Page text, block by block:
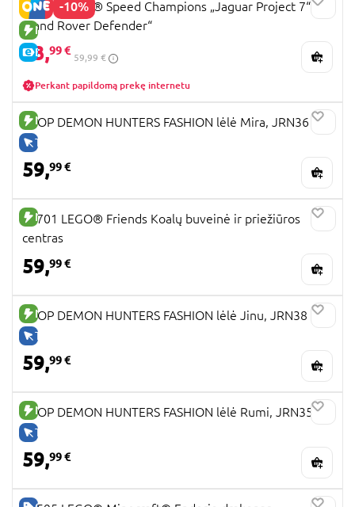
-10%
NAUJA PREKĖ
E-KAINA
77264 LEGO® Speed Champions „Jaguar Project 7“ ir
„Land Rover Defender“
53,99 €
59,99 €
Perkant papildomą prekę internetu
NAUJA PREKĖ
TIK INTERNETU
KPOP DEMON HUNTERS FASHION lėlė Mira, JRN36
59,99 €
NAUJA PREKĖ
42701 LEGO® Friends Koalų buveinė ir priežiūros
centras
59,99 €
NAUJA PREKĖ
TIK INTERNETU
KPOP DEMON HUNTERS FASHION lėlė Jinu, JRN38
59,99 €
NAUJA PREKĖ
TIK INTERNETU
KPOP DEMON HUNTERS FASHION lėlė Rumi, JRN35
59,99 €